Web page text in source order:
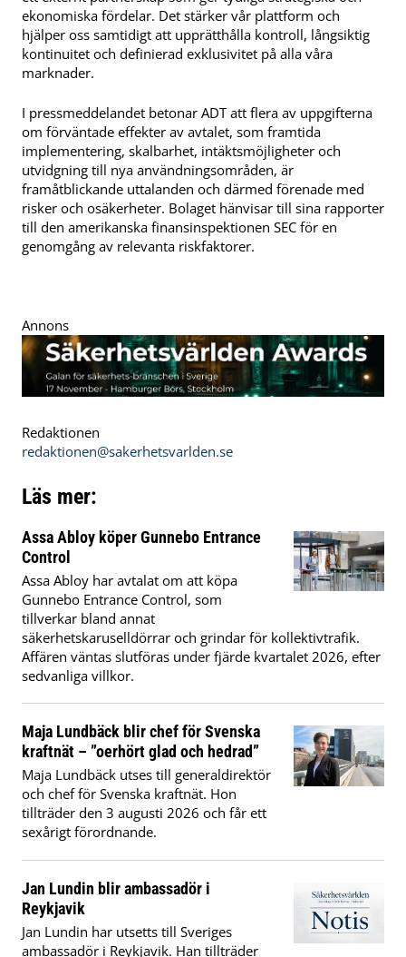
ekonomiska fördelar. Det stärker vår plattform och
hjälper oss samtidigt att upprätthålla kontroll, långsiktig
kontinuitet och definierad exklusivitet på alla våra
marknader.
I pressmeddelandet betonar ADT att flera av uppgifterna
om förväntade effekter av avtalet, som framtida
implementering, skalbarhet, intäktsmöjligheter och
utvidgning till nya användningsområden, är
framåtblickande uttalanden och därmed förenade med
risker och osäkerheter. Bolaget hänvisar till sina rapporter
till den amerikanska finansinspektionen SEC för en
genomgång av relevanta riskfaktorer.
Annons
Redaktionen
redaktionen@sakerhetsvarlden.se
Läs mer:
Assa Abloy köper Gunnebo Entrance
Control
Assa Abloy har avtalat om att köpa
Gunnebo Entrance Control, som
tillverkar bland annat
säkerhetskaruselldörrar och grindar för kollektivtrafik.
Affären väntas slutföras under fjärde kvartalet 2026, efter
sedvanliga villkor.
Maja Lundbäck blir chef för Svenska
kraftnät – ”oerhört glad och hedrad”
Maja Lundbäck utses till generaldirektör
och chef för Svenska kraftnät. Hon
tillträder den 3 augusti 2026 och får ett
sexårigt förordnande.
Jan Lundin blir ambassadör i
Reykjavik
Jan Lundin har utsetts till Sveriges
ambassadör i Reykjavik. Han tillträder